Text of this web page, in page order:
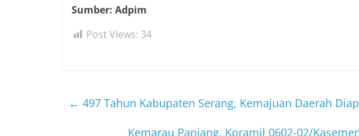
Sumber: Adpim
Post Views: 34
← 497 Tahun Kabupaten Serang, Kemajuan Daerah
Kemarau Panjang, Koramil 0602-02/